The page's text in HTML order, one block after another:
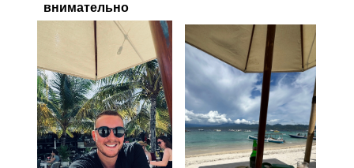
внимательно